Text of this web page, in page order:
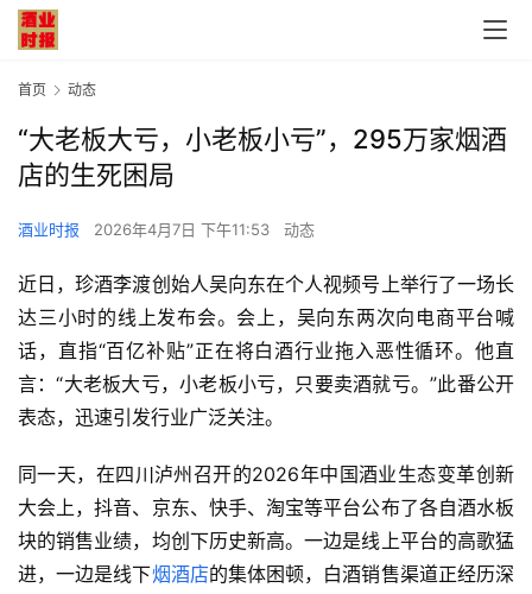
首页 动态
“大老板大亏，小老板小亏”，295万家烟酒
店的生死困局
酒业时报 2026年4月7日 下午11:53 动态
近日，珍酒李渡创始人吴向东在个人视频号上举行了一场长
达三小时的线上发布会。会上，吴向东两次向电商平台喊
话，直指“百亿补贴”正在将白酒行业拖入恶性循环。他直
言：“大老板大亏，小老板小亏，只要卖酒就亏。”此番公开
表态，迅速引发行业广泛关注。
同一天，在四川泸州召开的2026年中国酒业生态变革创新
大会上，抖音、京东、快手、淘宝等平台公布了各自酒水板
块的销售业绩，均创下历史新高。一边是线上平台的高歌猛
进，一边是线下烟酒店的集体困顿，白酒销售渠道正经历深